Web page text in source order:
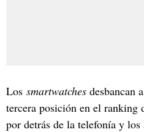
Los smartwatches desbancan
tercera posición en el ranking
por detrás de la telefonía y